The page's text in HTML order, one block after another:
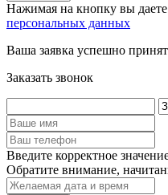
Нажимая на кнопку вы даете
персональных данных
Ваша заявка успешно
Заказать звонок
Введите корректное
Обратите внимание,